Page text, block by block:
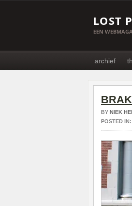
LOST
EEN
archief
BY NIEK
POSTED IN: